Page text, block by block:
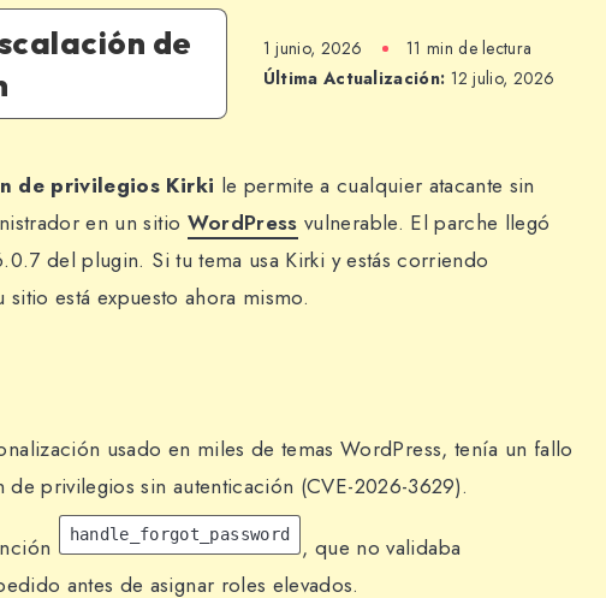
de
1 junio, 2026
11 min de lectura
Última Actualización: 12 julio, 2026
de privilegios Kirki le permite a cualquier atacante sin
en un sitio WordPress vulnerable. El parche llegó
del plugin. Si tu tema usa Kirki y estás corriendo
está expuesto ahora mismo.
usado en miles de temas WordPress, tenía un fallo
privilegios sin autenticación (CVE-2026-3629).
handle_forgot_password
, que no validaba
antes de asignar roles elevados.